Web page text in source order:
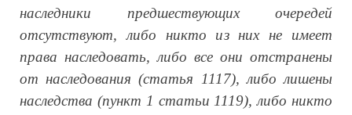
наследники предшествующих очередей
отсутствуют, либо никто из них не имеет
права наследовать, либо все они отстранены
от наследования (статья 1117), либо лишены
наследства (пункт 1 статьи 1119), либо никто